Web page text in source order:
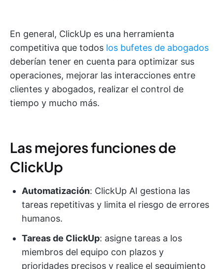
En general, ClickUp es una herramienta
competitiva que todos los bufetes de abogados
deberían tener en cuenta para optimizar sus
operaciones, mejorar las interacciones entre
clientes y abogados, realizar el control de
tiempo y mucho más.
Las mejores funciones de
ClickUp
Automatización: ClickUp AI gestiona las
tareas repetitivas y limita el riesgo de errores
humanos.
Tareas de ClickUp: asigne tareas a los
miembros del equipo con plazos y
prioridades precisos y realice el seguimiento